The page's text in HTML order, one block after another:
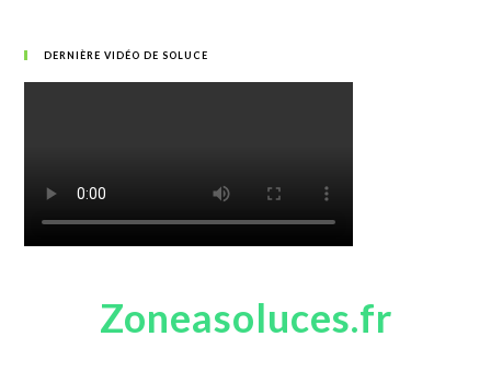
DERNIÈRE VIDÉO DE SOLUCE
Zoneasoluces.fr